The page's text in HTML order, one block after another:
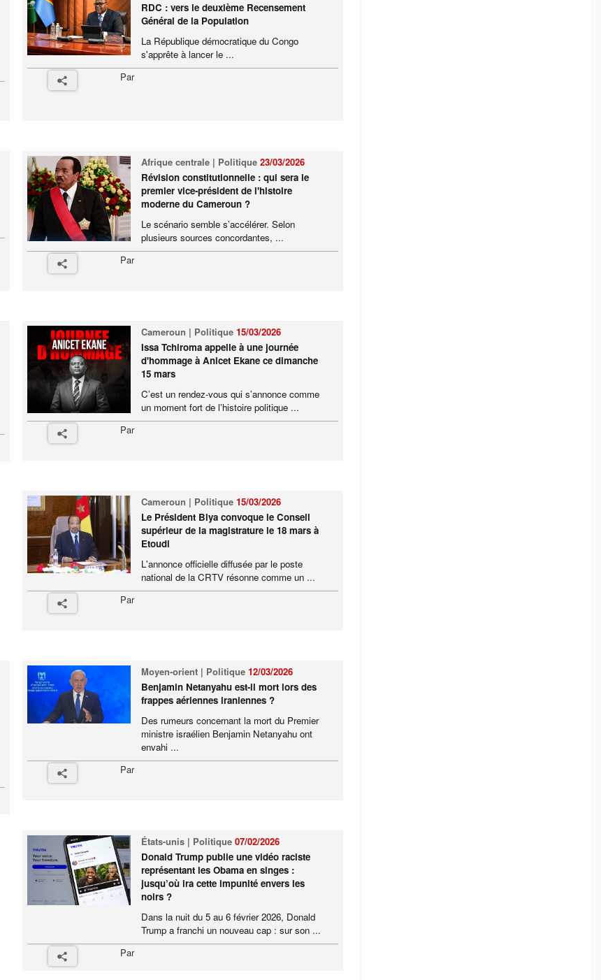
RDC : vers le deuxième Recensement
Général de la Population
La République démocratique du Congo
s'apprête à lancer le ...
Par
Afrique centrale | Politique 23/03/2026
Révision constitutionnelle : qui sera le
premier vice-président de l'histoire
moderne du Cameroun ?
Le scénario semble s’accélérer. Selon
plusieurs sources concordantes, ...
Par
Cameroun | Politique 15/03/2026
Issa Tchiroma appelle à une journée
d'hommage à Anicet Ekane ce dimanche
15 mars
C’est un rendez-vous qui s’annonce comme
un moment fort de l’histoire politique ...
Par
Cameroun | Politique 15/03/2026
Le Président Biya convoque le Conseil
supérieur de la magistrature le 18 mars à
Etoudi
L'annonce officielle diffusée par le poste
national de la CRTV résonne comme un ...
Par
Moyen-orient | Politique 12/03/2026
Benjamin Netanyahu est-il mort lors des
frappes aériennes iraniennes ?
Des rumeurs concernant la mort du Premier
ministre israélien Benjamin Netanyahu ont
envahi ...
Par
États-unis | Politique 07/02/2026
Donald Trump publie une vidéo raciste
représentant les Obama en singes :
jusqu’où ira cette impunité envers les
noirs ?
Dans la nuit du 5 au 6 février 2026, Donald
Trump a franchi un nouveau cap : sur son ...
Par